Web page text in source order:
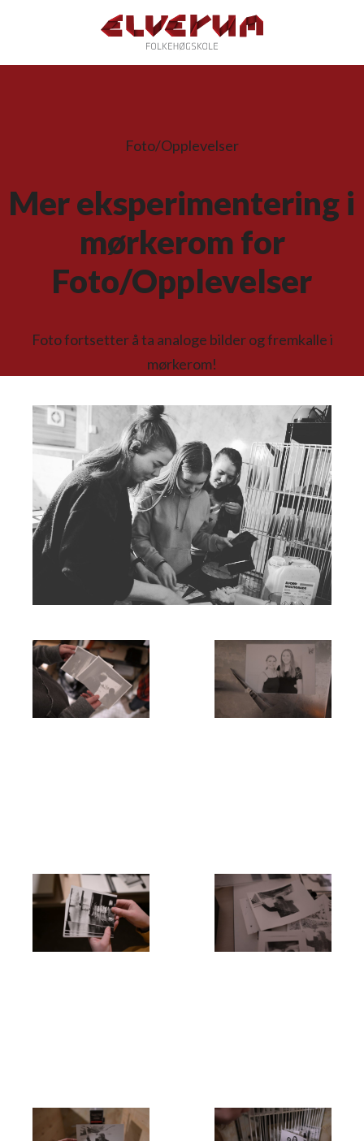
Foto/Opplevelser
Mer eksperimentering i
mørkerom for
Foto/Opplevelser
Foto fortsetter å ta analoge bilder og fremkalle i
mørkerom!